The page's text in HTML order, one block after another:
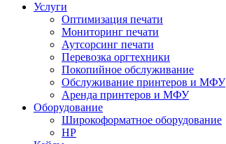
Услуги
Оптимизация печати
Мониторинг печати
Аутсорсинг печати
Перевозка оргтехники
Покопийное обслуживание
Обслуживание принтеров и МФУ
Аренда принтеров и МФУ
Оборудование
Широкоформатное оборудование
HP